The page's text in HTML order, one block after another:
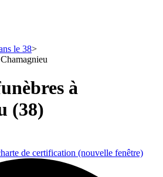
le 38
à
(38)
de certification (nouvelle fenêtre)